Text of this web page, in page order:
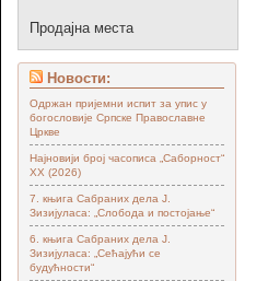
Продајна места
Новости:
Одржан пријемни испит за упис у
богословије Српске Православне
Цркве
Најновији број часописа „Саборност“
XX (2026)
7. књига Сабраних дела Ј.
Зизијуласа: „Слобода и постојање“
6. књига Сабраних дела Ј.
Зизијуласа: „Сећајући се
будућности“